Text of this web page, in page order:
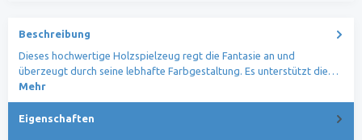
Beschreibung
Dieses hochwertige Holzspielzeug regt die Fantasie an und
überzeugt durch seine lebhafte Farbgestaltung. Es unterstützt die…
Mehr
Eigenschaften